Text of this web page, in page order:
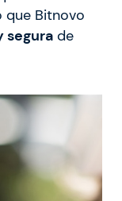
que Bitnovo
segura de